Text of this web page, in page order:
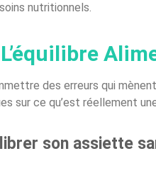
nutritionnels.
des erreurs qui
sur ce qu’est réellement
son assiette